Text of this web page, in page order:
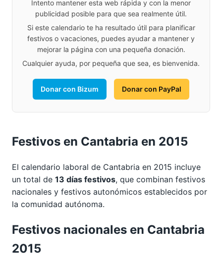
Intento mantener esta web rápida y con la menor
publicidad posible para que sea realmente útil.
Si este calendario te ha resultado útil para planificar
festivos o vacaciones, puedes ayudar a mantener y
mejorar la página con una pequeña donación.
Cualquier ayuda, por pequeña que sea, es bienvenida.
Donar con Bizum Donar con PayPal
Festivos en Cantabria en 2015
El calendario laboral de Cantabria en 2015 incluye
un total de 13 días festivos, que combinan festivos
nacionales y festivos autonómicos establecidos por
la comunidad autónoma.
Festivos nacionales en Cantabria
2015